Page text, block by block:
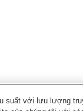
suất với lưu lượng